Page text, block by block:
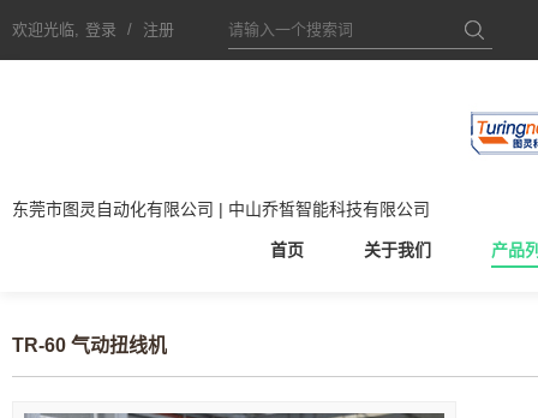
欢迎光临, 登录 / 注册
东莞市图灵自动化有限公司 | 中山乔皙智能科技有限公司
首页 关于我们 产品
TR-60 气动扭线机